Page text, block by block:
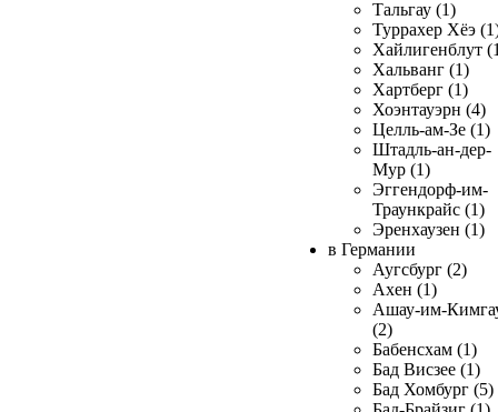
Тальгау (1)
Туррахер Хёэ
Хайлигенблут
Хальванг (1)
Хартберг (1)
Хоэнтауэрн (4)
Целль-ам-Зе (1)
Штадль-ан-дер-
Мур (1)
Эггендорф-им-
Траункрайс (1)
Эренхаузен (1)
в Германии
Аугсбург (2)
Ахен (1)
Ашау-им-
(2)
Бабенсхам (1)
Бад Висзее (1)
Бад Хомбург (5)